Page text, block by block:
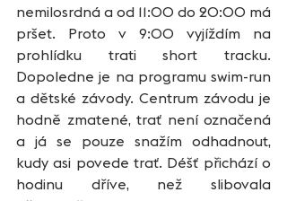
nemilosrdná a od 11:00 do 20:00 má
pršet. Proto v 9:00 vyjíždím na
prohlídku trati short tracku.
Dopoledne je na programu swim-run
a dětské závody. Centrum závodu je
hodně zmatené, trať není označená
a já se pouze snažím odhadnout,
kudy asi povede trať. Déšť přichází o
hodinu dříve, než slibovala